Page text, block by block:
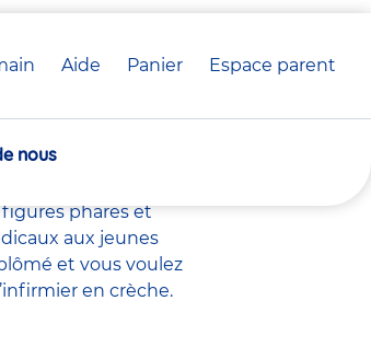
Aide Panier crèche(s)
Espace parent
nousadjoint
phares et
aux jeunes
et vous voulez
en crèche.